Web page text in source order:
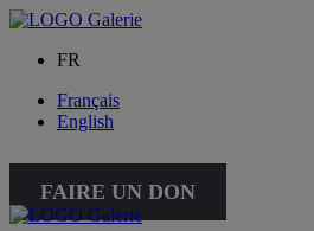
FR
Français
English
FAIRE UN DON